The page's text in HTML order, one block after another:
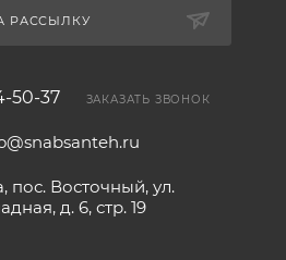
РАССЫЛКУ
50-37 ЗАКАЗАТЬ ЗВОНОК
пос. Восточный, ул.
д. 6, стр. 19